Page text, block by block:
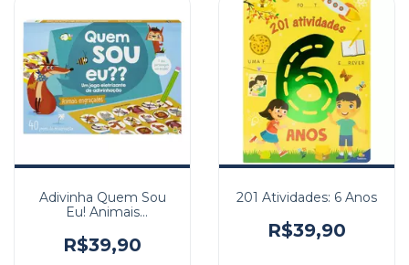
Adivinha Quem Sou
Eu! Animais
R$39,90
201 Atividades: 6 Anos
R$39,90